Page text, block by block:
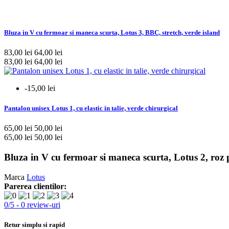
Bluza in V cu fermoar si maneca scurta, Lotus 3, BBC, stretch, verde island
83,00 lei 64,00 lei
83,00 lei 64,00 lei
-15,00 lei
Pantalon unisex Lotus 1, cu elastic in talie, verde chirurgical
65,00 lei 50,00 lei
65,00 lei 50,00 lei
Bluza in V cu fermoar si maneca scurta, Lotus 2, roz
Marca Lotus
Parerea clientilor:
0/5 - 0 review-uri
Retur simplu si rapid